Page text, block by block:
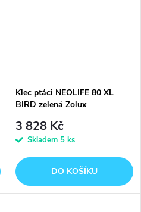
Klec ptáci NEOLIFE 80 XL
BIRD zelená Zolux
3 828 Kč
Skladem 5 ks
DO KOŠÍKU